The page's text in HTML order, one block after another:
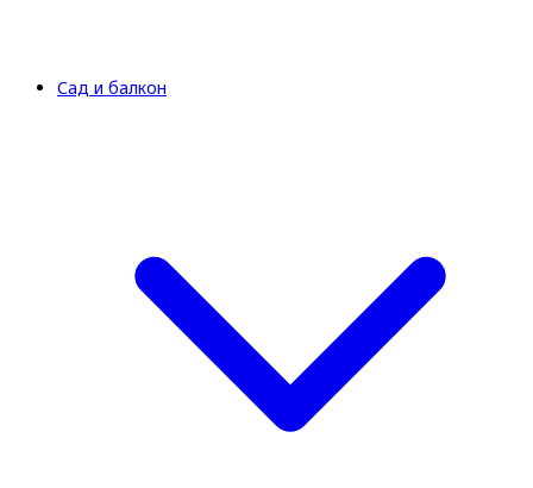
Сад и балкон